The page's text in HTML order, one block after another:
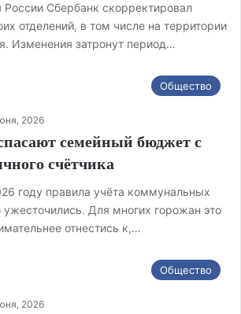
Сбербанк скорректировал
отделений, в том числе на территории
Изменения затронут период…
Общество
2026
семейный бюджет с
счётчика
году правила учёта коммунальных
ужесточились. Для многих горожан это
отнестись к,…
Общество
2026